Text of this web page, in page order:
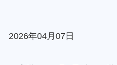
2026年04月07日